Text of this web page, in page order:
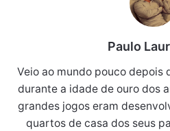
Paulo
Veio ao mundo pouco depois
durante a idade de ouro dos
grandes jogos eram
quartos de casa dos seus